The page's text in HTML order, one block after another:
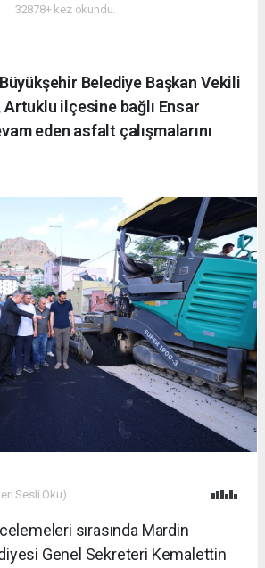
32878+ kez okundu.
Belediye Başkan Vekili
ilçesine bağlı Ensar
eden asfalt çalışmalarını
Sesli Oku)
sırasında Mardin
Genel Sekreteri Kemalettin